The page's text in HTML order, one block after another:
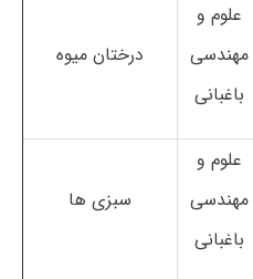
علوم و
مهندسی
باغبانی
درختان میوه
علوم و
مهندسی
باغبانی
سبزی ها